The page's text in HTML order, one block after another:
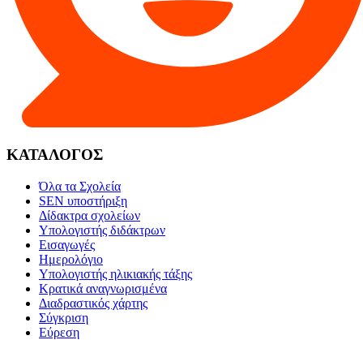
ΚΑΤΑΛΟΓΟΣ
Όλα τα Σχολεία
SEN υποστήριξη
Δίδακτρα σχολείων
Υπολογιστής διδάκτρων
Εισαγωγές
Ημερολόγιο
Υπολογιστής ηλικιακής τάξης
Κρατικά αναγνωρισμένα
Διαδραστικός χάρτης
Σύγκριση
Εύρεση